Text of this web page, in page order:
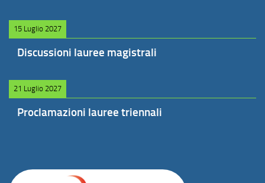
15 Luglio 2027
Discussioni lauree magistrali
21 Luglio 2027
Proclamazioni lauree triennali